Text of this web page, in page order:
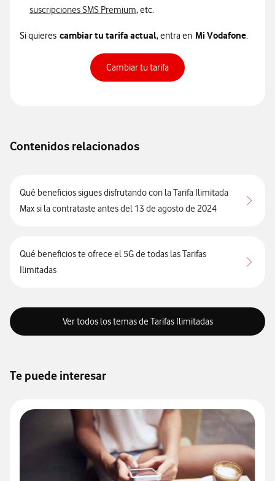
suscripciones SMS Premium, etc.
Si quieres cambiar tu tarifa actual, entra en Mi Vodafone.
Cambiar tu tarifa
Contenidos relacionados
Qué beneficios sigues disfrutando con la Tarifa Ilimitada
Max si la contrataste antes del 13 de agosto de 2024
Qué beneficios te ofrece el 5G de todas las Tarifas
Ilimitadas
Ver todos los temas de Tarifas Ilimitadas
Te puede interesar